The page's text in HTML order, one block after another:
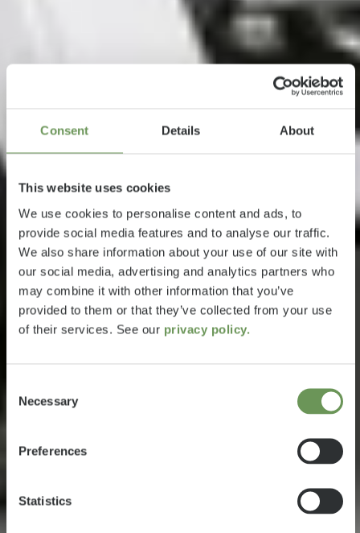
Consent Details About
This website uses cookies
We use cookies to personalise content and ads, to
provide social media features and to analyse our traffic.
We also share information about your use of our site with
our social media, advertising and analytics partners who
may combine it with other information that you’ve
provided to them or that they’ve collected from your use
of their services. See our privacy policy.
Selection
Necessary
Preferences
Statistics